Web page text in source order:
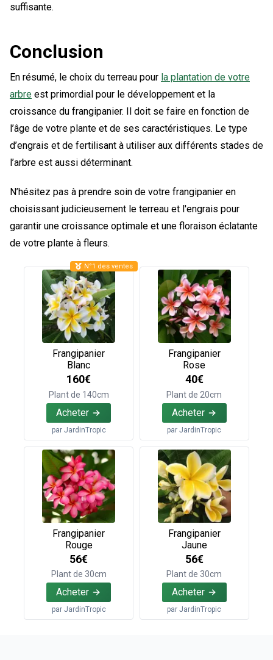
suffisante.
Conclusion
En résumé, le choix du terreau pour la plantation de votre
arbre est primordial pour le développement et la
croissance du frangipanier. Il doit se faire en fonction de
l’âge de votre plante et de ses caractéristiques. Le type
d’engrais et de fertilisant à utiliser aux différents stades de
l’arbre est aussi déterminant.
N’hésitez pas à prendre soin de votre frangipanier en
choisissant judicieusement le terreau et l'engrais pour
garantir une croissance optimale et une floraison éclatante
de votre plante à fleurs.
Frangipanier
Blanc
160€
Plant de 140cm
Acheter
par JardinTropic
N°1 des ventes
Frangipanier
Rose
40€
Plant de 20cm
Acheter
parJardinTropic
Frangipanier
Rouge
56€
Plant de 30cm
Acheter
par JardinTropic
Frangipanier
Jaune
56€
Plant de 30cm
Acheter
parJardinTropic